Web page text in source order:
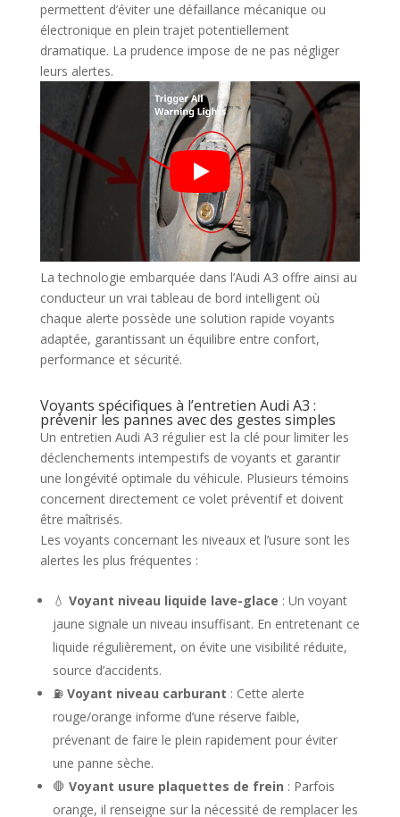
permettent d’éviter une défaillance mécanique ou
électronique en plein trajet potentiellement
dramatique. La prudence impose de ne pas négliger
leurs alertes.
La technologie embarquée dans l’Audi A3 offre ainsi au
conducteur un vrai tableau de bord intelligent où
chaque alerte possède une solution rapide voyants
adaptée, garantissant un équilibre entre confort,
performance et sécurité.
Voyants spécifiques à l’entretien Audi A3 :
prévenir les pannes avec des gestes simples
Un entretien Audi A3 régulier est la clé pour limiter les
déclenchements intempestifs de voyants et garantir
une longévité optimale du véhicule. Plusieurs témoins
concernent directement ce volet préventif et doivent
être maîtrisés.
Les voyants concernant les niveaux et l’usure sont les
alertes les plus fréquentes :
💧 Voyant niveau liquide lave-glace : Un voyant
jaune signale un niveau insuffisant. En entretenant ce
liquide régulièrement, on évite une visibilité réduite,
source d’accidents.
⛽ Voyant niveau carburant : Cette alerte
rouge/orange informe d’une réserve faible,
prévenant de faire le plein rapidement pour éviter
une panne sèche.
🛑 Voyant usure plaquettes de frein : Parfois
orange, il renseigne sur la nécessité de remplacer les